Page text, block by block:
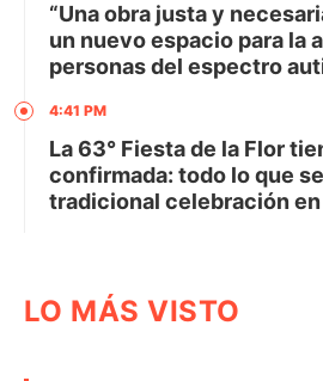
“Una obra justa y
un nuevo espacio para la
personas del espectro
4:41 PM
La 63° Fiesta de la Flor
confirmada: todo lo que
tradicional celebración
LO MÁS VISTO